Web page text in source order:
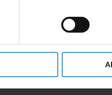
ha enfrentado con
de corrupción en el sector